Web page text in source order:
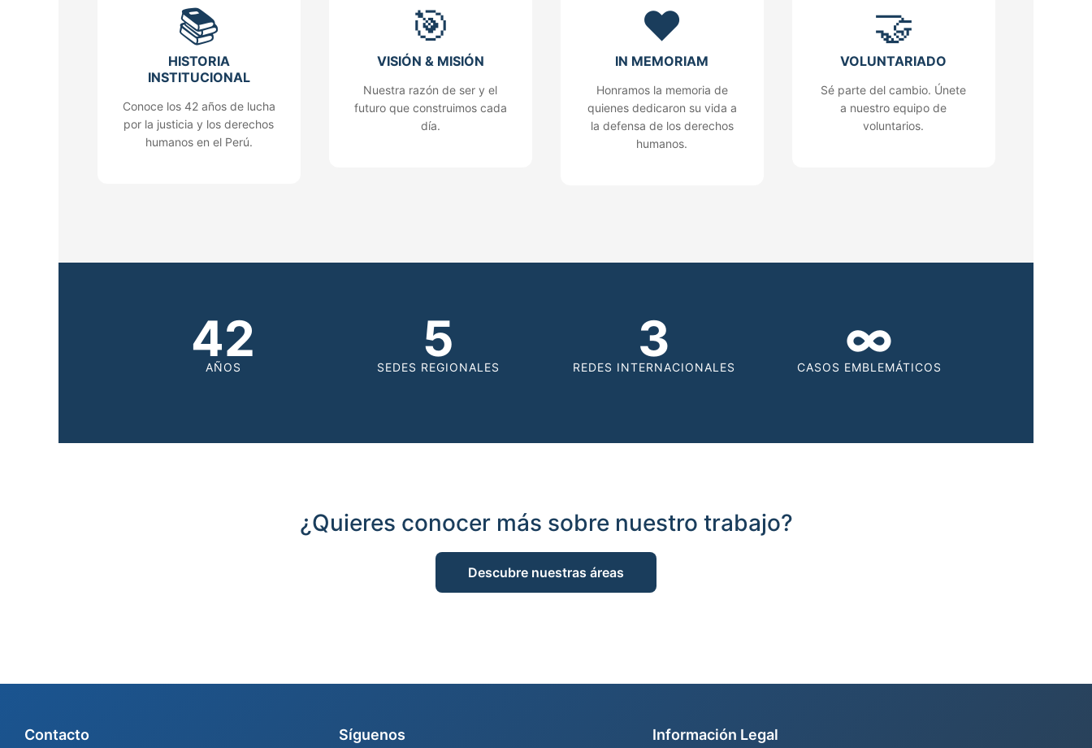
📚
HISTORIA
INSTITUCIONAL
Conoce los 42 años de lucha
por la justicia y los derechos
humanos en el Perú.
🎯
VISIÓN & MISIÓN
Nuestra razón de ser y el
futuro que construimos cada
día.
❤️
IN MEMORIAM
Honramos la memoria de
quienes dedicaron su vida a
la defensa de los derechos
humanos.
🤝
VOLUNTARIADO
Sé parte del cambio. Únete
a nuestro equipo de
voluntarios.
42
AÑOS 5
SEDES REGIONALES 3
REDES INTERNACIONALES ∞
CASOS EMBLEMÁTICOS
¿Quieres conocer más sobre nuestro trabajo?
Descubre nuestras áreas
Contacto Síguenos Información Legal